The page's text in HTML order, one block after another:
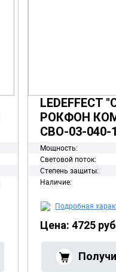
LEDEFFECT
РОКФОН
СВО-03-040-
Мощность:
Световой поток:
Степень защиты:
Наличие:
Подробная
Цена: 4725